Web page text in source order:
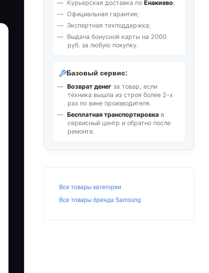
Курьерская доставка по Енакиево;
Официальная гарантия;
Экспертная техподдержка;
Выдача бонусной карты на 2000
руб. за любую покупку.
Базовый сервис:
Возврат денег за товар, если
техника вышла из строя более 2-х
раз по вине производителя.
Бесплатная транспортировка в
сервисный центр и обратно после
ремонта.
Все товары категории
Все товары бренда Samsung